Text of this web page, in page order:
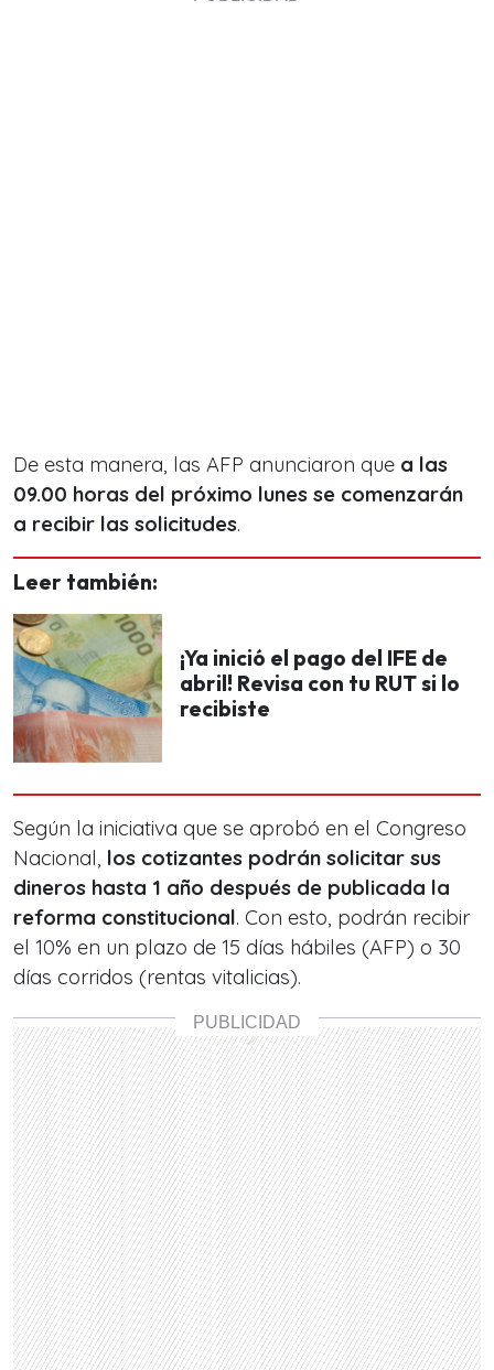
De esta manera, las AFP anunciaron que a las
09.00 horas del próximo lunes se comenzarán
a recibir las solicitudes.
Leer también:
¡Ya inició el pago del IFE de
abril! Revisa con tu RUT si lo
recibiste
Según la iniciativa que se aprobó en el Congreso
Nacional, los cotizantes podrán solicitar sus
dineros hasta 1 año después de publicada la
reforma constitucional. Con esto, podrán recibir
el 10% en un plazo de 15 días hábiles (AFP) o 30
días corridos (rentas vitalicias).